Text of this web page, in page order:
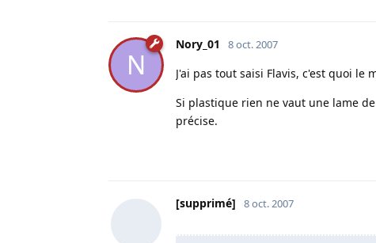
N
Nory_01 8 oct. 2007
J'ai pas tout saisi Flavis, c'est quoi le
Si plastique rien ne vaut une lame
précise.
[supprimé] 8 oct. 2007